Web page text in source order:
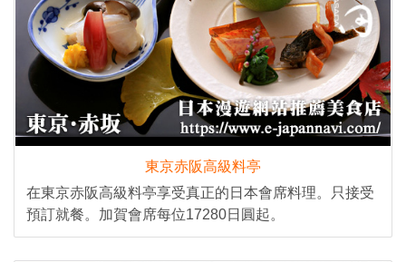
東京赤阪高級料亭
在東京赤阪高級料亭享受真正的日本會席料理。只接受
預訂就餐。加賀會席每位17280日圓起。